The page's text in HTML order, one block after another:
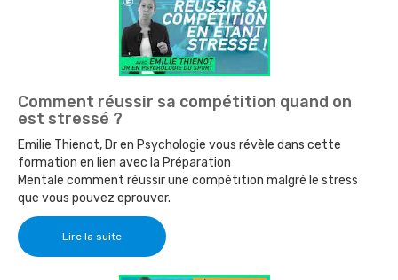
Comment réussir sa compétition quand on
est stressé ?
Emilie Thienot, Dr en Psychologie vous révèle dans cette
formation en lien avec la Préparation
Mentale comment réussir une compétition malgré le stress
que vous pouvez eprouver.
Lire la suite